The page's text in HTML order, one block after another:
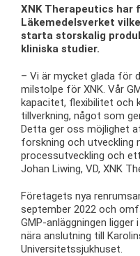
XNK Therapeutics
Läkemedelsverket
starta storskalig
kliniska studier.
– Vi är mycket glada för
milstolpe för XNK. Vår
kapacitet, flexibilitet och
tillverkning, något som
Detta ger oss möjlighet
forskning och
processutveckling och
Johan Liwing, VD, XNK
Företagets nya
september 2022 och
GMP-anläggningen
nära anslutning till
Universitetssjukhuset.